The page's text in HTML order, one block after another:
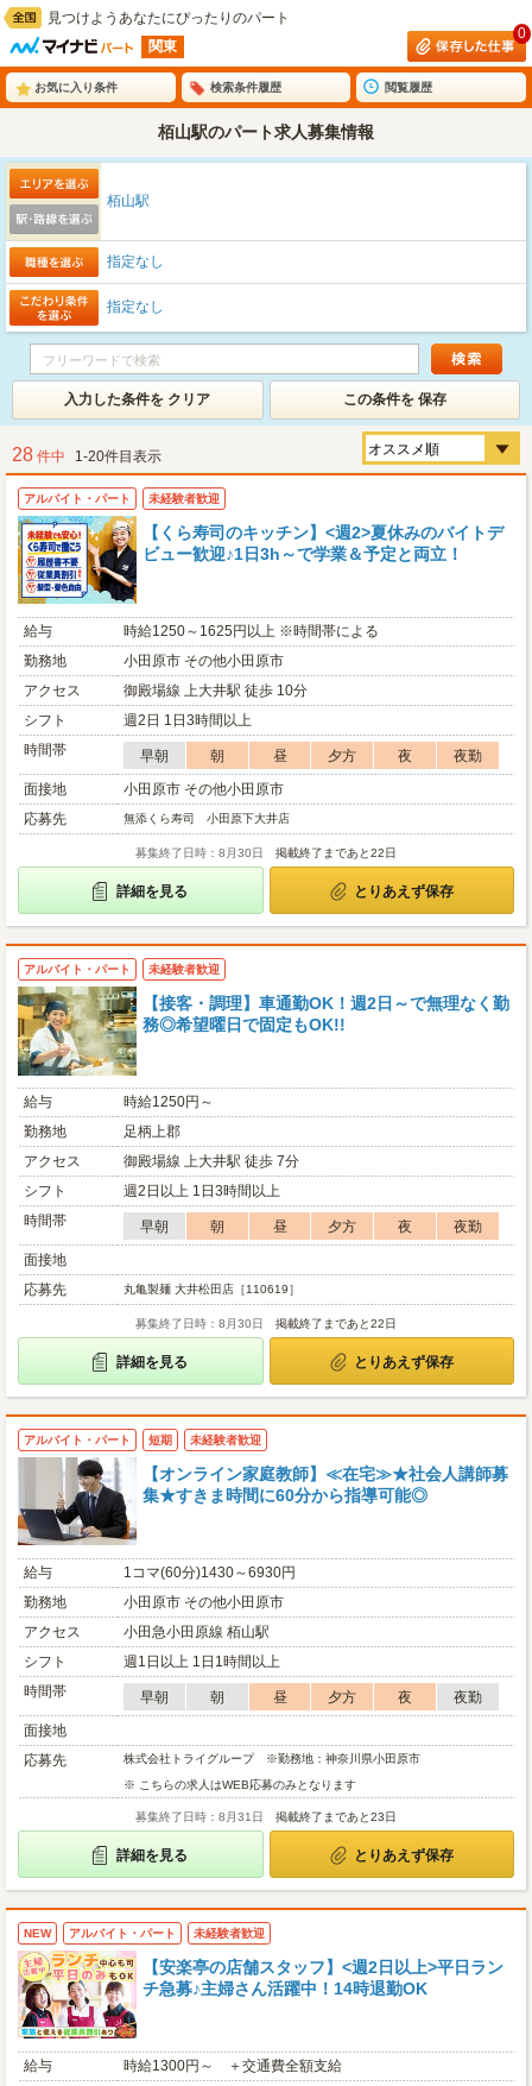
見つけようあなたにぴったりのパート
関東
0
お気に入り条件 検索条件履歴 閲覧履歴
栢山駅のパート求人募集情報
栢山駅
指定なし
指定なし
入力した条件を クリア この条件を 保存
28 件中 1-20件目表示
アルバイト・パート 未経験者歓迎
【くら寿司のキッチン】<週2>夏休みのバイトデ
ビュー歓迎♪1日3h～で学業＆予定と両立！
給与
時給1250～1625円以上 ※時間帯による
勤務地
小田原市 その他小田原市
アクセス
御殿場線 上大井駅 徒歩 10分
シフト
週2日 1日3時間以上
時間帯
早朝 朝 昼 夕方 夜
夜勤
面接地
小田原市 その他小田原市
応募先
無添くら寿司 小田原下大井店
募集終了日時：8月30日 掲載終了まであと22日
詳細を見る とりあえず保存
アルバイト・パート 未経験者歓迎
【接客・調理】車通勤OK！週2日～で無理なく勤
務◎希望曜日で固定もOK!!
給与
時給1250円～
勤務地
足柄上郡
アクセス
御殿場線 上大井駅 徒歩 7分
シフト
週2日以上 1日3時間以上
時間帯
早朝 朝 昼 夕方 夜
夜勤
面接地
応募先
丸亀製麺 大井松田店［110619］
募集終了日時：8月30日 掲載終了まであと22日
詳細を見る とりあえず保存
アルバイト・パート 短期 未経験者歓迎
【オンライン家庭教師】≪在宅≫★社会人講師募
集★すきま時間に60分から指導可能◎
給与
1コマ(60分)1430～6930円
勤務地
小田原市 その他小田原市
アクセス
小田急小田原線 栢山駅
シフト
週1日以上 1日1時間以上
時間帯
早朝 朝 昼 夕方 夜
夜勤
面接地
応募先
株式会社トライグループ ※勤務地：神奈川県小田原市
※ こちらの求人はWEB応募のみとなります
募集終了日時：8月31日 掲載終了まであと23日
詳細を見る とりあえず保存
NEW アルバイト・パート 未経験者歓迎
【安楽亭の店舗スタッフ】<週2日以上>平日ラン
チ急募♪主婦さん活躍中！14時退勤OK
給与
時給1300円～ ＋交通費全額支給